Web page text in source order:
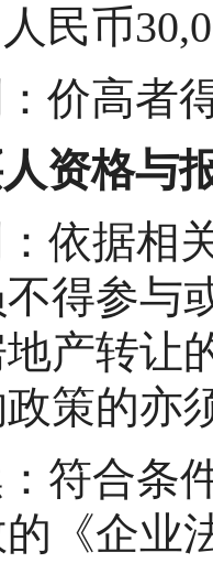
民币
价高者
资格与
依据相
得参与
产转让
策的亦
符合条
《企业